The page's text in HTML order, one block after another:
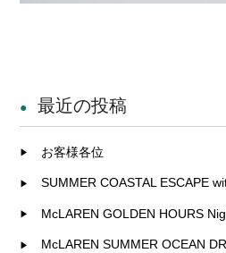
最近の投稿
お客様各位
SUMMER COASTAL ESCAPE
McLAREN GOLDEN HOURS Night
McLAREN SUMMER OCEAN DRIVE